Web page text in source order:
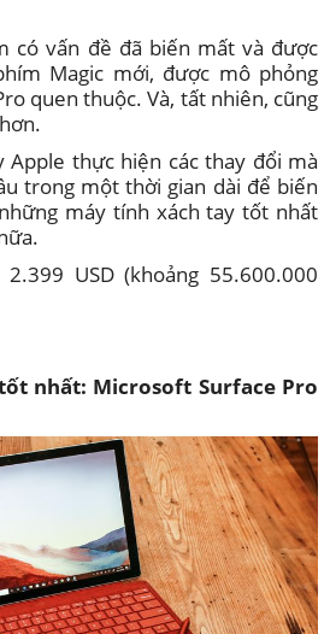
có vấn đề đã biến mất và được
Magic mới, được mô phỏng
quen thuộc. Và, tất nhiên, cũng
Apple thực hiện các thay đổi mà
trong một thời gian dài để biến
máy tính xách tay tốt nhất
USD (khoảng 55.600.000
nhất: Microsoft Surface Pro